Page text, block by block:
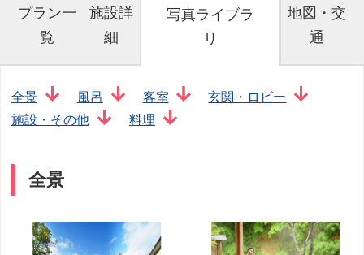
プラン一
覧
施設詳
細
写真ライブラ
リ
地図・交
通
全景 風呂 客室
玄関・ロビー
施設・その他
料理
全景